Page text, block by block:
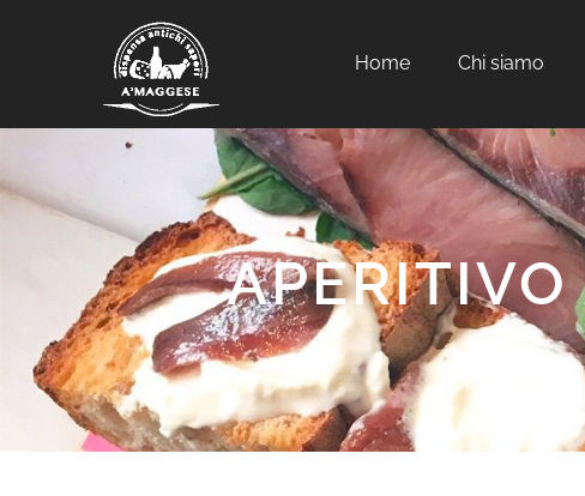
Home Chi siamo